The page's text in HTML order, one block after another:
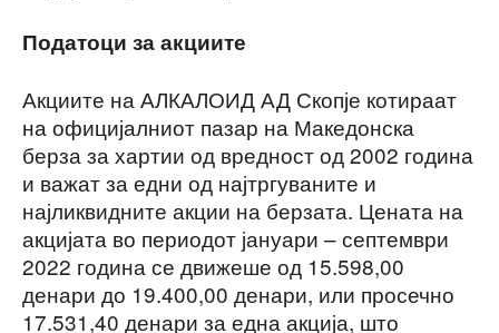
Податоци за акциите
Акциите на АЛКАЛОИД АД Скопје котираат
на официјалниот пазар на Македонска
берза за хартии од вредност од 2002 година
и важат за едни од најтргуваните и
најликвидните акции на берзата. Цената на
акцијата во периодот јануари – септември
2022 година се движеше од 15.598,00
денари до 19.400,00 денари, или просечно
17.531,40 денари за една акција, што